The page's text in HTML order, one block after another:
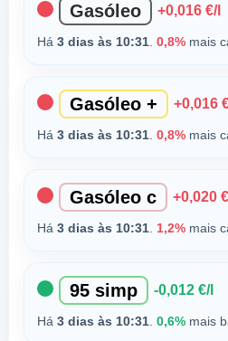
Gasóleo +0,016 €/l
Há 3 dias às 10:31. 0,8%mais
Gasóleo + +0,016
Há 3 dias às 10:31. 0,8%mais
Gasóleo c +0,020
Há 3 dias às 10:31. 1,2%mais
95 simp -0,012 €/l
Há 3 dias às 10:31. 0,6%mais